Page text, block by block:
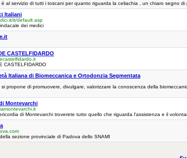
al servizio di tutti i toscani per quanto riguarda la celiachia , un chiaro segno di
Italiani
it/default.asp
dei medici
CASTELFIDARDO
CASTELFIDARDO
Italiana di Biomeccanica e Ortodonzia Segmentata
propone di promuovere, divulgare, valorizzare la conoscenza della
Montevarchi
di Montevarchi troverete tutto quello che riguarda l'assistenza e il
sezione provinciale di Padova dello SNAMI